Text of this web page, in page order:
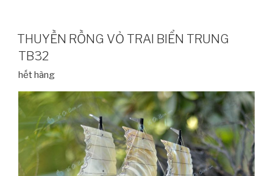
THUYỀN RỒNG VỎ TRAI BIỂN TRUNG
TB32
hết hàng